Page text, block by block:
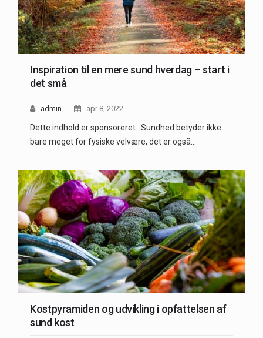
Inspiration til en mere sund hverdag – start i
det små
admin apr 8, 2022
Dette indhold er sponsoreret. Sundhed betyder ikke
bare meget for fysiske velvære, det er også…
Kostpyramiden og udvikling i opfattelsen af
sund kost